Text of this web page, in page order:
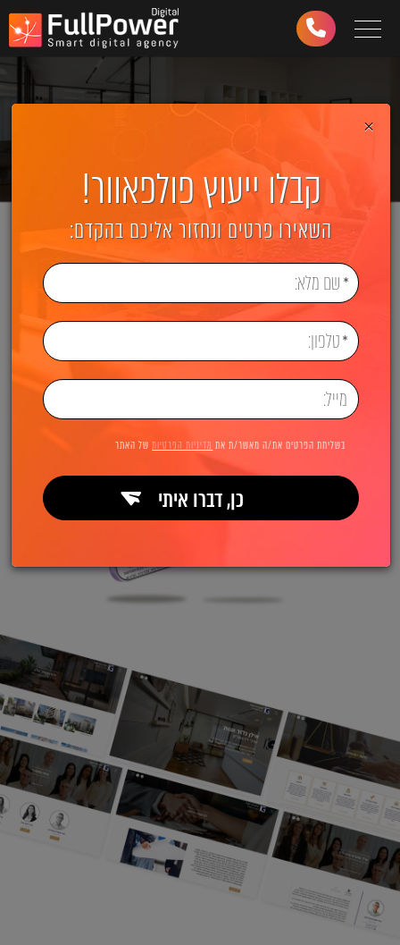
Toggle navigation
997 ×
קבלו ייעוץ פולפאוור!
השאירו פרטים ונחזור אליכם בהקדם:
בשליחת הפרטים את/ה מאשר/ת את מדיניות הפרטיותשל האתר
כן, דברו איתי